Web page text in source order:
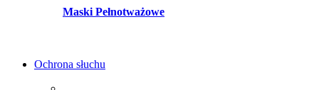
Maski Pełnotważowe
Ochrona słuchu